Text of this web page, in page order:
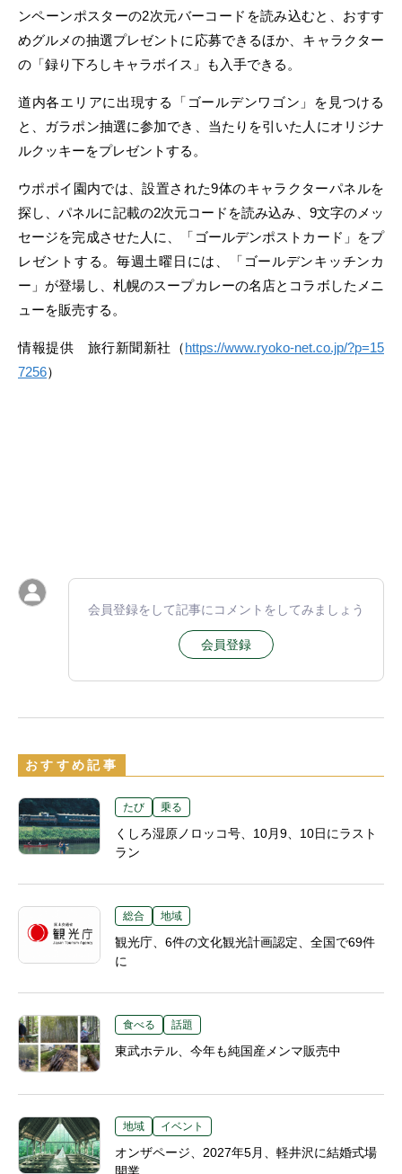
ンペーンポスターの2次元バーコードを読み込むと、おすす
めグルメの抽選プレゼントに応募できるほか、キャラクター
の「録り下ろしキャラボイス」も入手できる。
道内各エリアに出現する「ゴールデンワゴン」を見つける
と、ガラポン抽選に参加でき、当たりを引いた人にオリジナ
ルクッキーをプレゼントする。
ウポポイ園内では、設置された9体のキャラクターパネルを
探し、パネルに記載の2次元コードを読み込み、9文字のメッ
セージを完成させた人に、「ゴールデンポストカード」をプ
レゼントする。毎週土曜日には、「ゴールデンキッチンカ
ー」が登場し、札幌のスープカレーの名店とコラボしたメニ
ューを販売する。
情報提供 旅行新聞新社（https://www.ryoko-net.co.jp/?p=15
7256）
会員登録をして記事にコメントをしてみましょう
会員登録
おすすめ記事
たび 乗る
くしろ湿原ノロッコ号、10月9、10日にラスト
ラン
総合 地域
観光庁、6件の文化観光計画認定、全国で69件
に
食べる 話題
東武ホテル、今年も純国産メンマ販売中
地域 イベント
オンザページ、2027年5月、軽井沢に結婚式場